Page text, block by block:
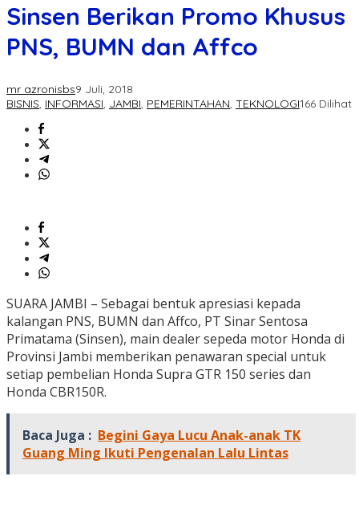
Sinsen Berikan Promo Khusus
PNS, BUMN dan Affco
mr azronisbs9 Juli, 2018
BISNIS, INFORMASI, JAMBI, PEMERINTAHAN, TEKNOLOGI166 Dilihat
SUARA JAMBI – Sebagai bentuk apresiasi kepada
kalangan PNS, BUMN dan Affco, PT Sinar Sentosa
Primatama (Sinsen), main dealer sepeda motor Honda di
Provinsi Jambi memberikan penawaran special untuk
setiap pembelian Honda Supra GTR 150 series dan
Honda CBR150R.
Baca Juga : Begini Gaya Lucu Anak-anak TK
Guang Ming Ikuti Pengenalan Lalu Lintas